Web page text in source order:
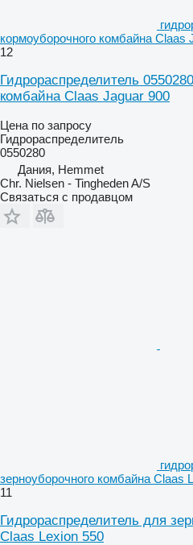
кормоуборочного комбайна Claas
12
Гидрораспределитель
комбайна Claas Jaguar 900
Цена по запросу
Гидрораспределитель
0550280
Дания, Hemmet
Chr. Nielsen - Tingheden A/S
Связаться с продавцом
зерноуборочного комбайна Claas
11
Гидрораспределитель для
Claas Lexion 550